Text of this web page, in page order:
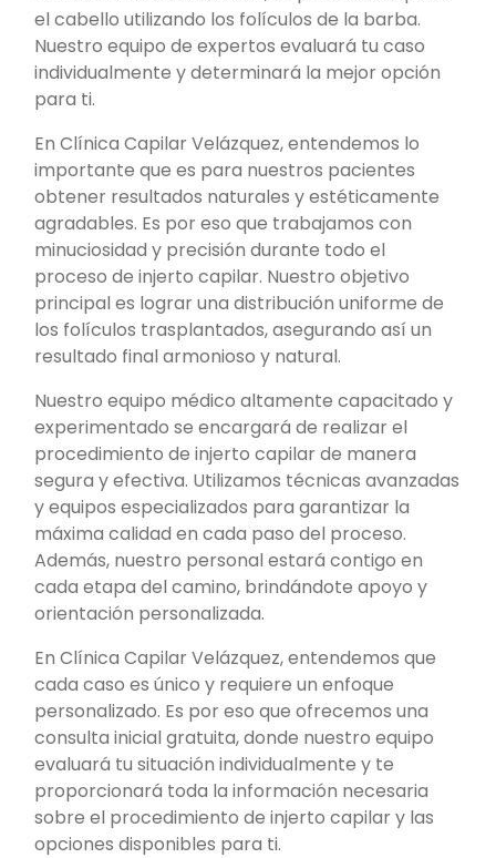
el cabello utilizando los folículos de la barba.
Nuestro equipo de expertos evaluará tu caso
individualmente y determinará la mejor opción
para ti.
En Clínica Capilar Velázquez, entendemos lo
importante que es para nuestros pacientes
obtener resultados naturales y estéticamente
agradables. Es por eso que trabajamos con
minuciosidad y precisión durante todo el
proceso de injerto capilar. Nuestro objetivo
principal es lograr una distribución uniforme de
los folículos trasplantados, asegurando así un
resultado final armonioso y natural.
Nuestro equipo médico altamente capacitado y
experimentado se encargará de realizar el
procedimiento de injerto capilar de manera
segura y efectiva. Utilizamos técnicas avanzadas
y equipos especializados para garantizar la
máxima calidad en cada paso del proceso.
Además, nuestro personal estará contigo en
cada etapa del camino, brindándote apoyo y
orientación personalizada.
En Clínica Capilar Velázquez, entendemos que
cada caso es único y requiere un enfoque
personalizado. Es por eso que ofrecemos una
consulta inicial gratuita, donde nuestro equipo
evaluará tu situación individualmente y te
proporcionará toda la información necesaria
sobre el procedimiento de injerto capilar y las
opciones disponibles para ti.